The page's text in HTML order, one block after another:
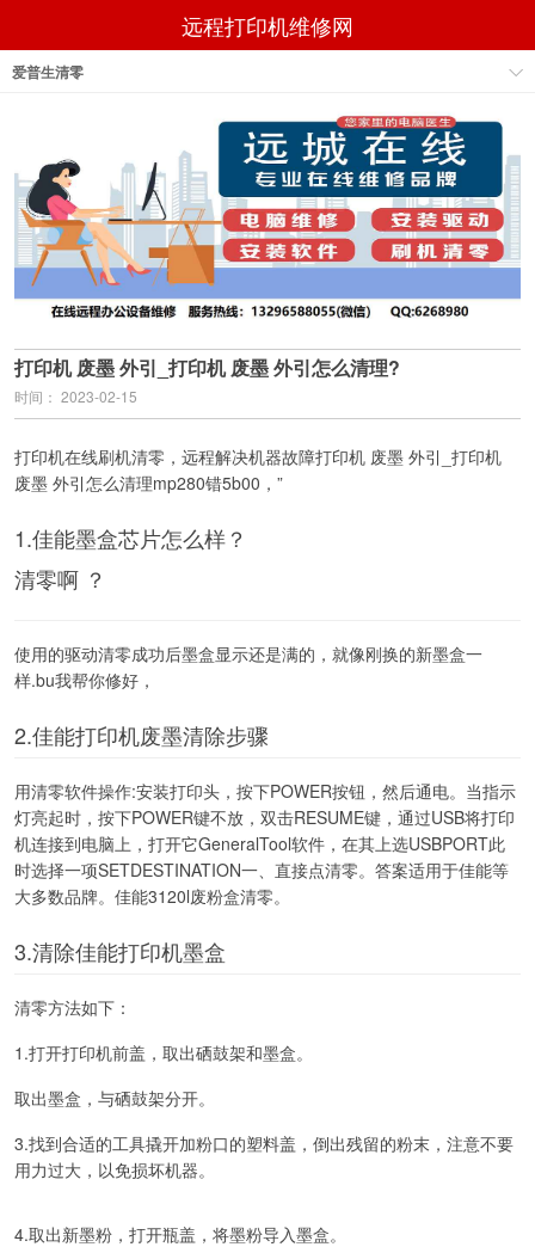
远程打印机维修网
爱普生清零
打印机 废墨 外引_打印机 废墨 外引怎么清理?
时间： 2023-02-15
打印机在线刷机清零，远程解决机器故障打印机 废墨 外引_打印机
废墨 外引怎么清理mp280错5b00，”
1.佳能墨盒芯片怎么样？
清零啊 ？
使用的驱动清零成功后墨盒显示还是满的，就像刚换的新墨盒一
样.bu我帮你修好，
2.佳能打印机废墨清除步骤
用清零软件操作:安装打印头，按下POWER按钮，然后通电。当指示
灯亮起时，按下POWER键不放，双击RESUME键，通过USB将打印
机连接到电脑上，打开它GeneralTool软件，在其上选USBPORT此
时选择一项SETDESTINATION一、直接点清零。答案适用于佳能等
大多数品牌。佳能3120l废粉盒清零。
3.清除佳能打印机墨盒
清零方法如下：
1.打开打印机前盖，取出硒鼓架和墨盒。
取出墨盒，与硒鼓架分开。
3.找到合适的工具撬开加粉口的塑料盖，倒出残留的粉末，注意不要
用力过大，以免损坏机器。
4.取出新墨粉，打开瓶盖，将墨粉导入墨盒。